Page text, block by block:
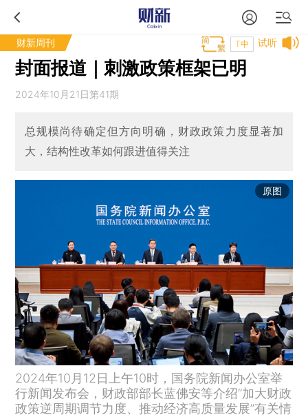
财新周刊 试听
T中
封面报道｜刺激政策框架已明
2024年10月21日第41期
总规模尚待确定但方向明确，财政政策力度显著加
大，结构性改革如何跟进值得关注
原图
2024年10月12日上午10时，国务院新闻办公室举
行新闻发布会，财政部部长蓝佛安等介绍“加大财政
政策逆周期调节力度、推动经济高质量发展”有关情